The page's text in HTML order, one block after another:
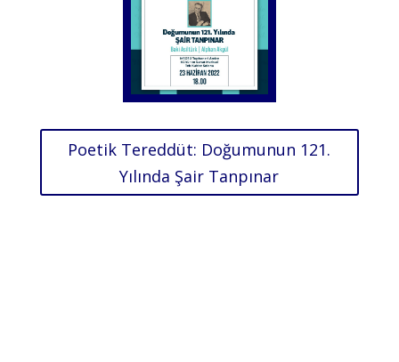
Poetik Tereddüt: Doğumunun 121.
Yılında Şair Tanpınar